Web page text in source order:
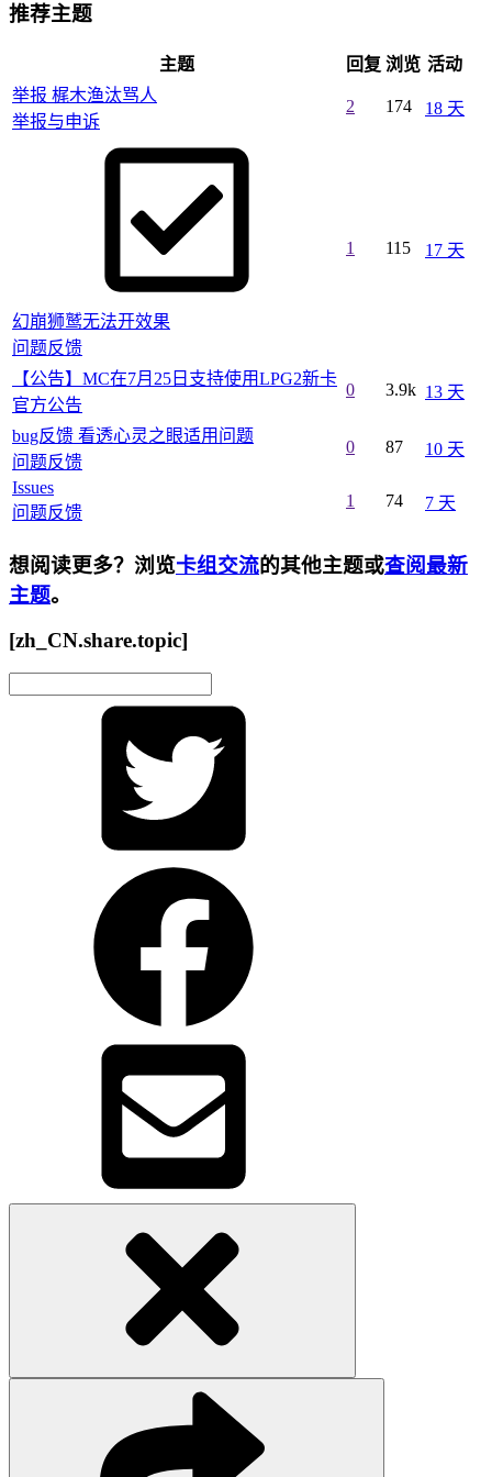
推荐主题
主题 回复 浏览 活动
举报 梶木渔汰骂人
举报与申诉
2 174 18 天
幻崩狮鹫无法开效果
问题反馈
1 115 17 天
【公告】MC在7月25日支持使用LPG2新卡
官方公告
0 3.9k 13 天
bug反馈 看透心灵之眼适用问题
问题反馈
0 87 10 天
Issues
问题反馈
1 74 7 天
想阅读更多？浏览卡组交流的其他主题或查阅最新
主题。
[zh_CN.share.topic]